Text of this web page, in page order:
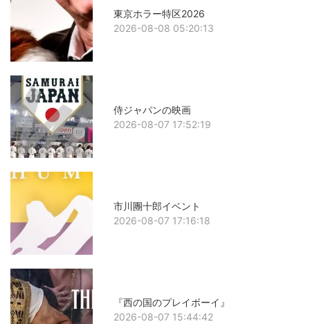
東京ホラー特区2026
2026-08-08 05:20:13
侍ジャパンの映画
2026-08-07 17:52:19
市川團十郎イベント
2026-08-07 17:16:18
『西の国のプレイボーイ』
2026-08-07 15:44:42